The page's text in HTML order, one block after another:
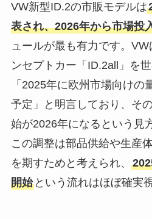
VW新型ID.2の市販モデルは
表され、2026年から市場投
ュールが最も有力です。
ンセプトカー「ID.2all」を
「2025年に欧州市場向けの
予定」と明言しており、そ
始が2026年になるという見
この調整は部品供給や生産
を期すためと考えられ、
開始という流れはほぼ確実